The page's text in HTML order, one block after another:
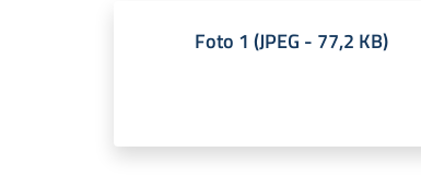
Foto 1 (JPEG - 77,2 KB)